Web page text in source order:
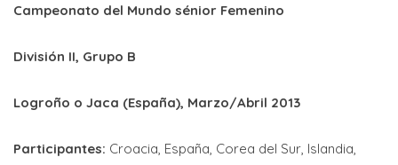
Campeonato del Mundo sénior Femenino
División II, Grupo B
Logroño o Jaca (España), Marzo/Abril 2013
Participantes: Croacia, España, Corea del Sur, Islandia,